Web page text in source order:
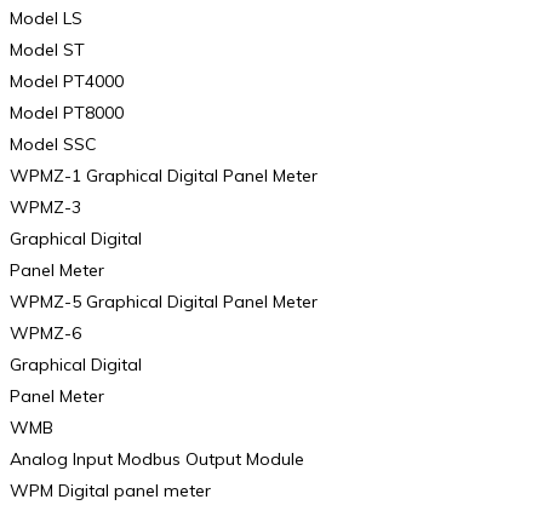
Model LS
Model ST
Model PT4000
Model PT8000
Model SSC
WPMZ-1 Graphical Digital Panel Meter
WPMZ-3
Graphical Digital
Panel Meter
WPMZ-5 Graphical Digital Panel Meter
WPMZ-6
Graphical Digital
Panel Meter
WMB
Analog Input Modbus Output Module
WPM Digital panel meter